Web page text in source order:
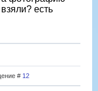
есть
# 12